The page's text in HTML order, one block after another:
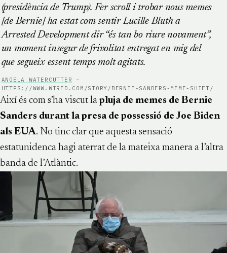
(presidència de Trump). Fer scroll i trobar nous memes
[de Bernie] ha estat com sentir Lucille Bluth a
Arrested Development dir “és tan bo riure novament”,
un moment insegur de frivolitat entregat en mig del
que segueix essent temps molt agitats.
ANGELA WATERCUTTER –
HTTPS://WWW.WIRED.COM/STORY/BERNIE-SANDERS-MEME-SHIFT/
Així és com s’ha viscut lapluja de memes de Bernie
Sanders durant la presa de possessió de Joe Biden
als EUA. No tinc clar que aquesta sensació
estatunidenca hagi aterrat de la mateixa manera a l’altra
banda de l’Atlàntic.